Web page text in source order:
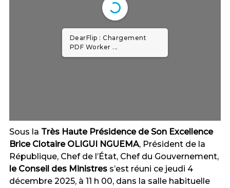
DearFlip : Chargement
PDF Worker ...
Sous la Très Haute Présidence de Son Excellence
Brice Clotaire OLIGUI NGUEMA, Président de la
République, Chef de l’État, Chef du Gouvernement,
le Conseil des Ministres s’est réuni ce jeudi 4
décembre 2025, à 11 h 00, dans la salle habituelle